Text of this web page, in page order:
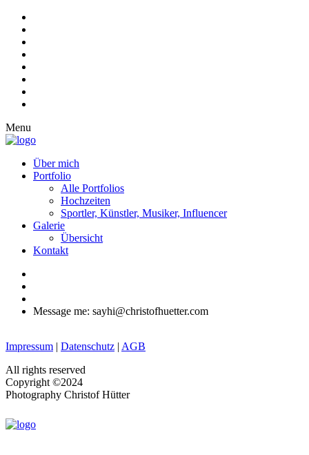
Menu
Über mich
Portfolio
Alle Portfolios
Hochzeiten
Sportler, Künstler, Musiker, Influencer
Galerie
Übersicht
Kontakt
Message me: sayhi@christofhuetter.com
Impressum | Datenschutz | AGB
All rights reserved
Copyright ©2024
Photography Christof Hütter